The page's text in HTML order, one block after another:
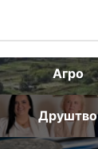
Агро
Друштво